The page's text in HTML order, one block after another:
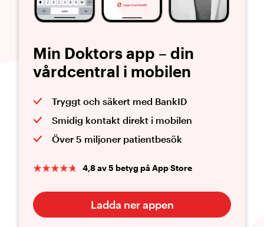
Min Doktors app – din
vårdcentral i mobilen
Tryggt och säkert med BankID
Smidig kontakt direkt i mobilen
Över 5 miljoner patientbesök
4,8 av 5 betyg på App Store
Ladda ner appen